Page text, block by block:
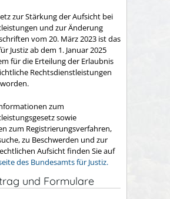
zur Stärkung der Aufsicht bei
und zur Änderung
vom 20. März 2023 ist das
Justiz ab dem 1. Januar 2025
für die Erteilung der Erlaubnis
Rechtsdienstleistungen
zum
sowie
zum Registrierungsverfahren,
zu Beschwerden und zur
Aufsicht finden Sie auf
des Bundesamts für Justiz.
und Formulare